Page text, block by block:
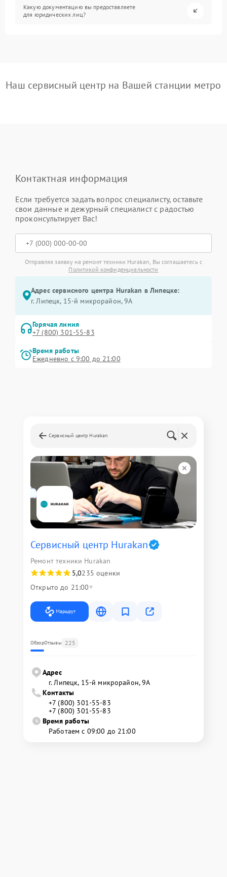
Какую документацию вы предоставляете
для юридических лиц?
Наш сервисный центр на Вашей станции метро
Контактная информация
Если требуется задать вопрос специалисту, оставьте
свои данные и дежурный специалист с радостью
проконсультирует Вас!
Отправляя заявку на ремонт техники Hurakan, Вы соглашаетесь с
Политикой конфиденциальности
Адрес сервисного центра Hurakan в Липецке:
г. Липецк, 15-й микрорайон, 9А
Горячая линия
+7 (800) 301-55-83
Время работы
Ежедневно с 9:00 до 21:00
Сервисный центр Hurakan
Сервисный центр Hurakan
Ремонт техники Hurakan
5,0235 оценки
Открыто до 21:00
Маршрут
ОбзорОтзывы 225
Адрес
г. Липецк, 15-й микрорайон, 9А
Контакты
+7 (800) 301-55-83
+7 (800) 301-55-83
Время работы
Работаем с 09:00 до 21:00